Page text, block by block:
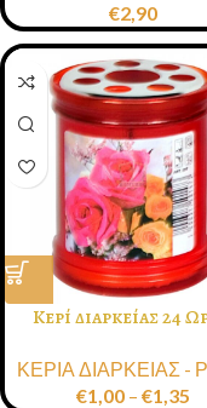
€2,90
Κερί διαρκείας 24
ΚΕΡΙΑ ΔΙΑΡΚΕΙΑΣ -
€1,00 – €1,35